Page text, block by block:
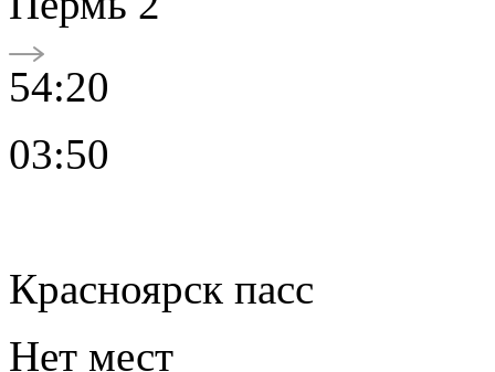
54:20
03:50
Красноярск пасс
Нет мест